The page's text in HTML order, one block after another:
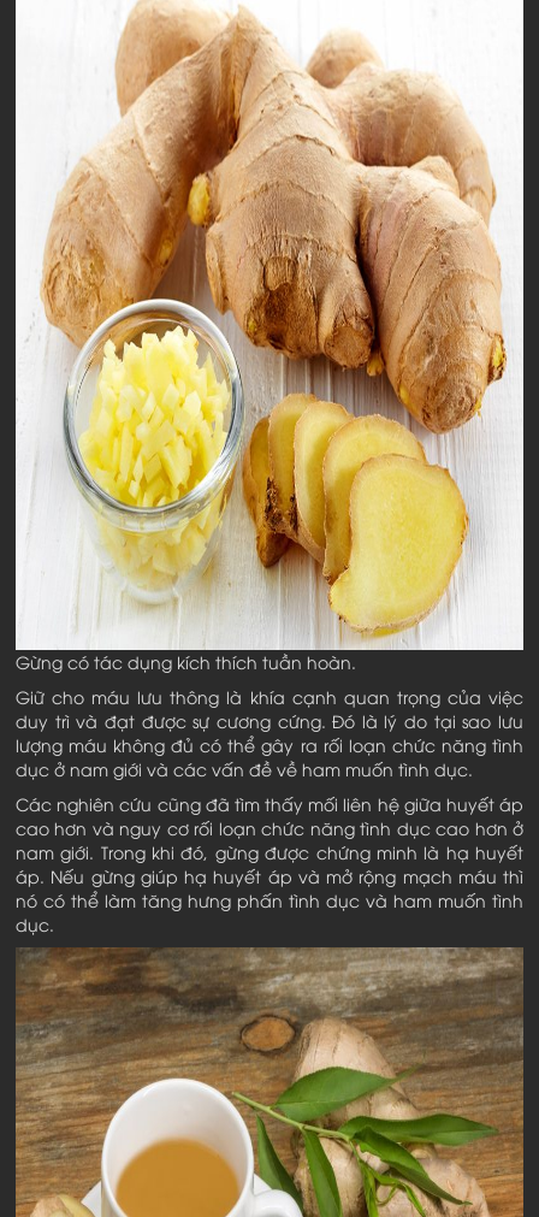
Gừng có tác dụng kích thích tuần hoàn.
Giữ cho máu lưu thông là khía cạnh quan trọng của việc
duy trì và đạt được sự cương cứng. Đó là lý do tại sao lưu
lượng máu không đủ có thể gây ra rối loạn chức năng tình
dục ở nam giới và các vấn đề về ham muốn tình dục.
Các nghiên cứu cũng đã tìm thấy mối liên hệ giữa huyết áp
cao hơn và nguy cơ rối loạn chức năng tình dục cao hơn ở
nam giới. Trong khi đó, gừng được chứng minh là hạ huyết
áp. Nếu gừng giúp hạ huyết áp và mở rộng mạch máu thì
nó có thể làm tăng hưng phấn tình dục và ham muốn tình
dục.